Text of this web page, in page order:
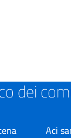
dei
Aci